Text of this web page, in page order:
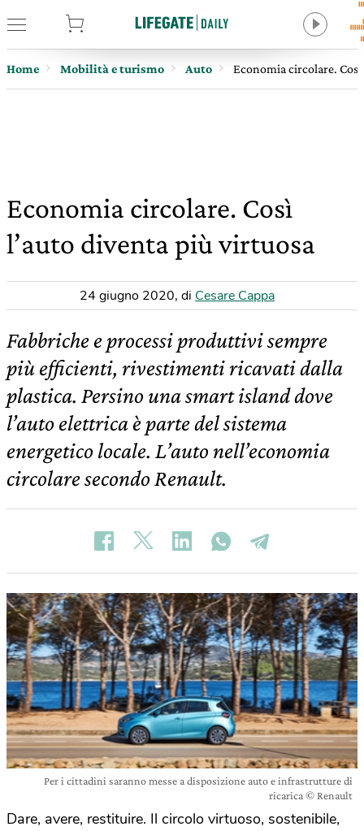
Home Mobilità e turismo Auto Economia circolare.
Economia circolare. Così
l’auto diventa più virtuosa
24 giugno 2020, di Cesare Cappa
Fabbriche e processi produttivi sempre
più efficienti, rivestimenti ricavati dalla
plastica. Persino una smart island dove
l’auto elettrica è parte del sistema
energetico locale. L’auto nell’economia
circolare secondo Renault.
Per i cittadini saranno messe a disposizione auto e infrastrutture di
ricarica © Renault
Dare, avere, restituire. Il circolo virtuoso, sostenibile,